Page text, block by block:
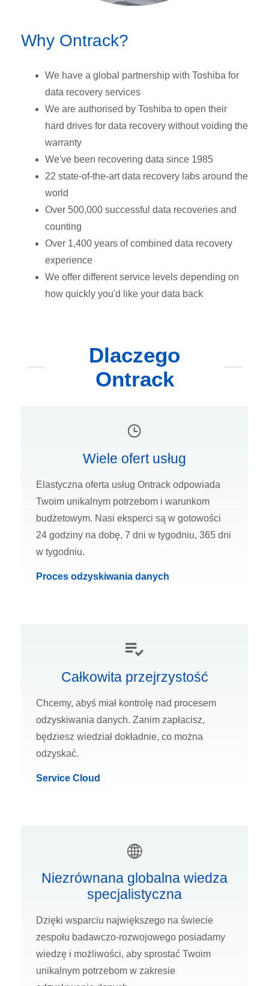
Why Ontrack?
We have a global partnership with Toshiba for
data recovery services
We are authorised by Toshiba to open their
hard drives for data recovery without voiding the
warranty
We've been recovering data since 1985
22 state-of-the-art data recovery labs around the
world
Over 500,000 successful data recoveries and
counting
Over 1,400 years of combined data recovery
experience
We offer different service levels depending on
how quickly you'd like your data back
Dlaczego
Ontrack
Wiele ofert usług
Elastyczna oferta usług Ontrack odpowiada
Twoim unikalnym potrzebom i warunkom
budżetowym. Nasi eksperci są w gotowości
24 godziny na dobę, 7 dni w tygodniu, 365 dni
w tygodniu.
Proces odzyskiwania danych
Całkowita przejrzystość
Chcemy, abyś miał kontrolę nad procesem
odzyskiwania danych. Zanim zapłacisz,
będziesz wiedział dokładnie, co można
odzyskać.
Service Cloud
Niezrównana globalna wiedza
specjalistyczna
Dzięki wsparciu największego na świecie
zespołu badawczo-rozwojowego posiadamy
wiedzę i możliwości, aby sprostać Twoim
unikalnym potrzebom w zakresie